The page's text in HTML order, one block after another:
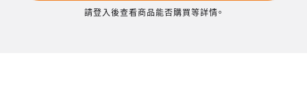
請登入後查看商品能否購買等詳情。